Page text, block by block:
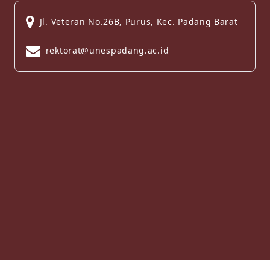
Jl. Veteran No.26B, Purus, Kec. Padang Barat
rektorat@unespadang.ac.id